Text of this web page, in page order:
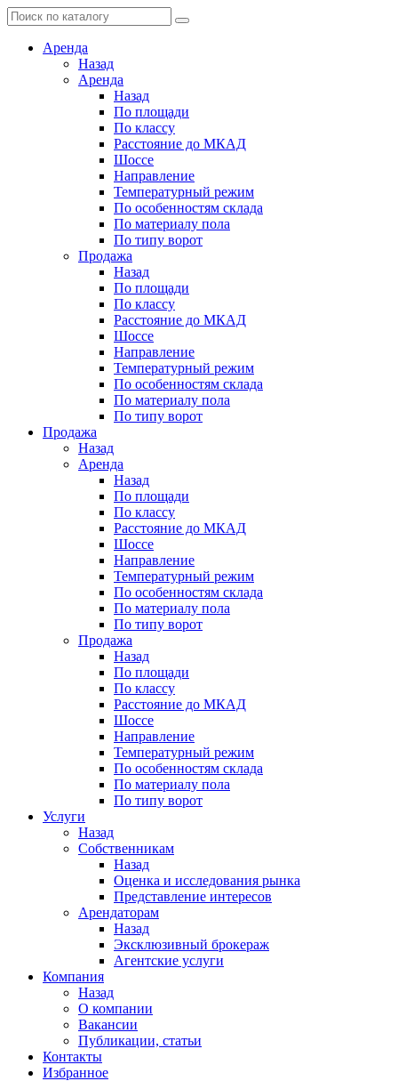
Аренда
Назад
Аренда
Назад
По площади
По классу
Расстояние до МКАД
Шоссе
Направление
Температурный режим
По особенностям склада
По материалу пола
По типу ворот
Продажа
Назад
По площади
По классу
Расстояние до МКАД
Шоссе
Направление
Температурный режим
По особенностям склада
По материалу пола
По типу ворот
Продажа
Назад
Аренда
Назад
По площади
По классу
Расстояние до МКАД
Шоссе
Направление
Температурный режим
По особенностям склада
По материалу пола
По типу ворот
Продажа
Назад
По площади
По классу
Расстояние до МКАД
Шоссе
Направление
Температурный режим
По особенностям склада
По материалу пола
По типу ворот
Услуги
Назад
Собственникам
Назад
Оценка и исследования рынка
Представление интересов
Арендаторам
Назад
Эксклюзивный брокераж
Агентские услуги
Компания
Назад
О компании
Вакансии
Публикации, статьи
Контакты
Избранное